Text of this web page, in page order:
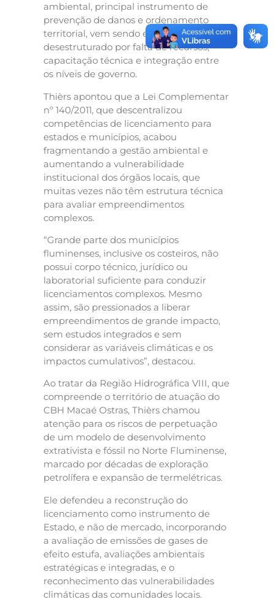
ambiental, principal instrumento de
prevenção de danos e ordenamento
territorial, vem sendo enfraquecido e
desestruturado por falta de recursos,
capacitação técnica e integração entre
os níveis de governo.
Thièrs apontou que a Lei Complementar
nº 140/2011, que descentralizou
competências de licenciamento para
estados e municípios, acabou
fragmentando a gestão ambiental e
aumentando a vulnerabilidade
institucional dos órgãos locais, que
muitas vezes não têm estrutura técnica
para avaliar empreendimentos
complexos.
“Grande parte dos municípios
fluminenses, inclusive os costeiros, não
possui corpo técnico, jurídico ou
laboratorial suficiente para conduzir
licenciamentos complexos. Mesmo
assim, são pressionados a liberar
empreendimentos de grande impacto,
sem estudos integrados e sem
considerar as variáveis climáticas e os
impactos cumulativos”, destacou.
Ao tratar da Região Hidrográfica VIII, que
compreende o território de atuação do
CBH Macaé Ostras, Thièrs chamou
atenção para os riscos de perpetuação
de um modelo de desenvolvimento
extrativista e fóssil no Norte Fluminense,
marcado por décadas de exploração
petrolífera e expansão de termelétricas.
Ele defendeu a reconstrução do
licenciamento como instrumento de
Estado, e não de mercado, incorporando
a avaliação de emissões de gases de
efeito estufa, avaliações ambientais
estratégicas e integradas, e o
reconhecimento das vulnerabilidades
climáticas das comunidades locais.